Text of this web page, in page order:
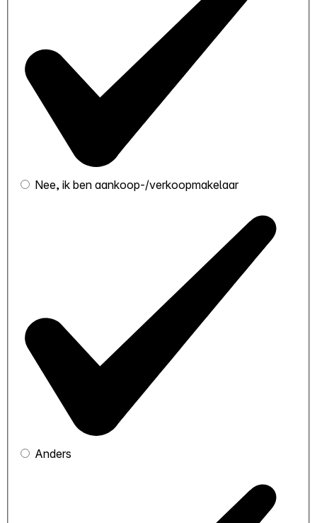
Nee, ik ben aankoop-/verkoopmakelaar
Anders